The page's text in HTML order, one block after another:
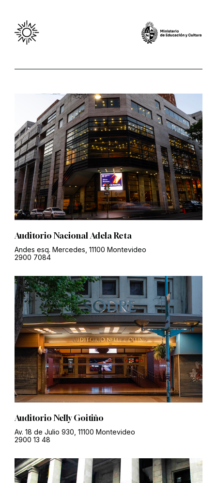
Auditorio Nacional Adela Reta
Andes esq. Mercedes, 11100 Montevideo
2900 7084
Auditorio Nelly Goitiño
Av. 18 de Julio 930, 11100 Montevideo
2900 13 48